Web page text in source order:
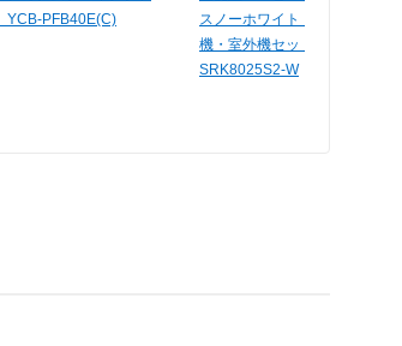
PFB40E(C)
スノーホワイト 単相200V
機・室外機セット） （工事
SRK8025S2-W